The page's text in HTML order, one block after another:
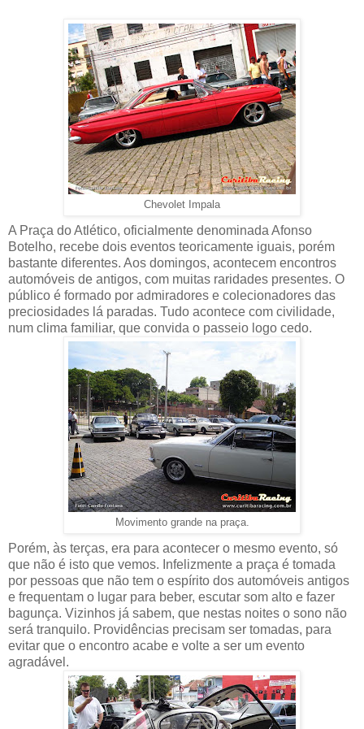
Chevolet Impala
A Praça do Atlético, oficialmente denominada Afonso
Botelho, recebe dois eventos teoricamente iguais, porém
bastante diferentes. Aos domingos, acontecem encontros
automóveis de antigos, com muitas raridades presentes. O
público é formado por admiradores e colecionadores das
preciosidades lá paradas. Tudo acontece com civilidade,
num clima familiar, que convida o passeio logo cedo.
Movimento grande na praça.
Porém, às terças, era para acontecer o mesmo evento, só
que não é isto que vemos. Infelizmente a praça é tomada
por pessoas que não tem o espírito dos automóveis antigos
e frequentam o lugar para beber, escutar som alto e fazer
bagunça. Vizinhos já sabem, que nestas noites o sono não
será tranquilo. Providências precisam ser tomadas, para
evitar que o encontro acabe e volte a ser um evento
agradável.